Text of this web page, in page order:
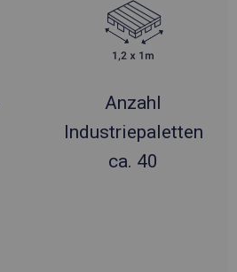
Anzahl
Industriepaletten
ca. 40